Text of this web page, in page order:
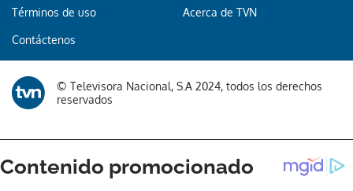
Términos de uso Acerca de TVN
Contáctenos
© Televisora Nacional, S.A 2024, todos los derechos
reservados